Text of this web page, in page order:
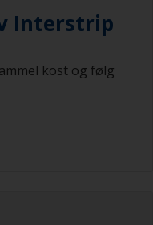
Interstrip
kost og følg